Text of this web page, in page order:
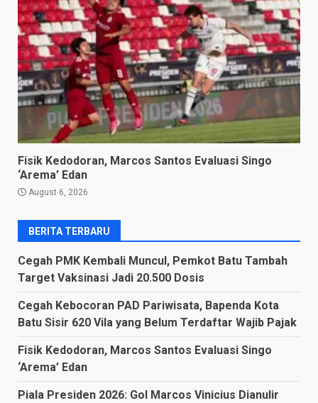
Fisik Kedodoran, Marcos Santos Evaluasi Singo
‘Arema’ Edan
August 6, 2026
BERITA TERBARU
Cegah PMK Kembali Muncul, Pemkot Batu Tambah
Target Vaksinasi Jadi 20.500 Dosis
Cegah Kebocoran PAD Pariwisata, Bapenda Kota
Batu Sisir 620 Vila yang Belum Terdaftar Wajib Pajak
Fisik Kedodoran, Marcos Santos Evaluasi Singo
‘Arema’ Edan
Piala Presiden 2026: Gol Marcos Vinicius Dianulir